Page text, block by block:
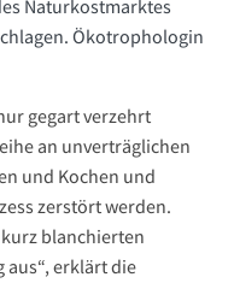
Naturkostmarktes
Ökotrophologin
gegart verzehrt
an unverträglichen
und Kochen und
zerstört werden.
blanchierten
aus“, erklärt die